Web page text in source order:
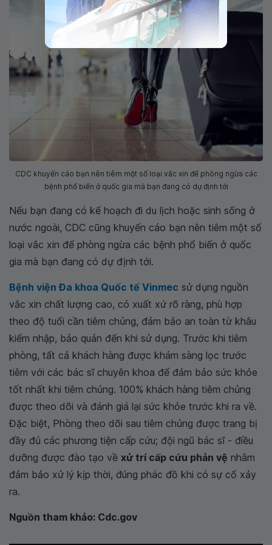
CDC khuyến cáo bạn nên tiêm một số loại vắc xin để phòng ngừa các
bệnh phổ biến ở quốc gia mà bạn đang có dự định tới
Nếu bạn đang có kế hoạch đi du lịch hoặc sinh sống ở
nước ngoài, CDC cũng khuyến cáo bạn nên tiêm một số
loại vắc xin để phòng ngừa các bệnh phổ biến ở quốc
gia mà bạn đang có dự định tới.
Bệnh viện Đa khoa Quốc tế Vinmec sử dụng nguồn
vắc xin chất lượng cao, có xuất xứ rõ ràng, phù hợp
theo độ tuổi cần tiêm chủng, đảm bảo an toàn từ khâu
kiểm nhập, bảo quản đến khi sử dụng. Trước khi tiêm
phòng, tất cả khách hàng được khám sàng lọc trước
tiêm với các bác sĩ chuyên khoa để đảm bảo sức khỏe
tốt nhất khi tiêm chủng. 100% khách hàng tiêm chủng
được theo dõi và đánh giá lại sức khỏe trước khi ra về.
Đặc biệt, Phòng theo dõi sau tiêm chủng được trang bị
đầy đủ các phương tiện cấp cứu; đội ngũ bác sĩ - điều
dưỡng được đào tạo về xử trí cấp cứu phản vệ nhằm
đảm bảo xử lý kịp thời, đúng phác đồ khi có sự cố xảy
ra.
Nguồn tham khảo: Cdc.gov